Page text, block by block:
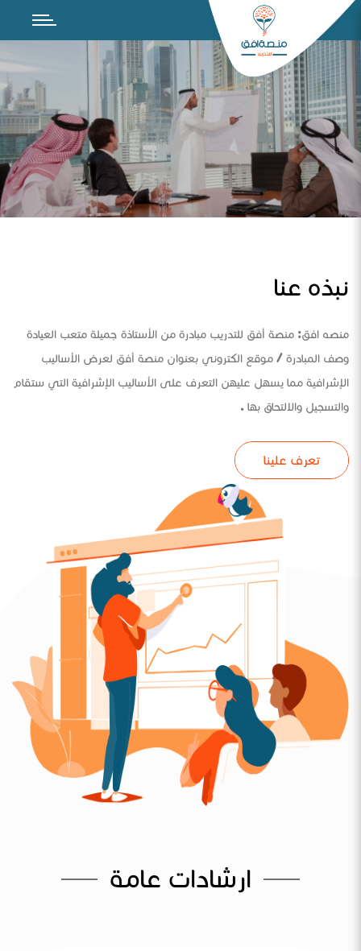
نبذه عنا
منصه افق: منصة أفق للتدريب مبادرة من الأستاذة جميلة متعب العيادة
وصف المبادرة / موقع الكتروني بعنوان منصة أفق لعرض الأساليب
الإشرافية مما يسهل عليهن التعرف على الأساليب الإشرافية التي ستقام
والتسجيل والالتحاق بها .
تعرف علينا
ارشادات عامة